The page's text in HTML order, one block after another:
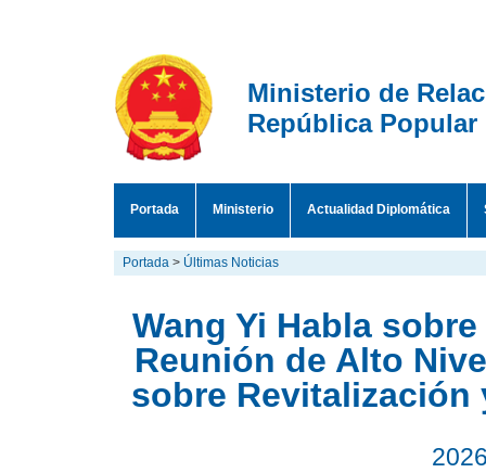
Ministerio de
República Popular
Portada Ministerio Actualidad Diplomática
Portada > Últimas Noticias
Wang Yi Habla
Reunión de Alto
sobre Revitalización